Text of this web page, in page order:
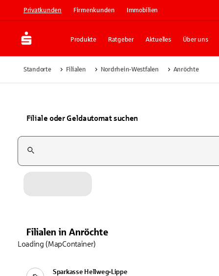
Privatkunden Firmenkunden Immobilien
Produkte Ratgeber Aktuelles Über uns
Standorte Filialen Nordrhein-Westfalen Anröchte
Filiale oder Geldautomat suchen
Suchfeld
Filialen in Anröchte
Sparkasse Hellweg-Lippe
Loading (MapContainer)